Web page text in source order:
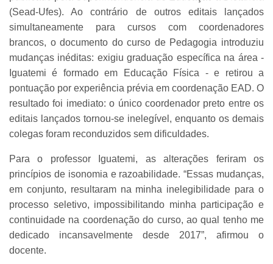
(Sead-Ufes). Ao contrário de outros editais lançados
simultaneamente para cursos com coordenadores
brancos, o documento do curso de Pedagogia introduziu
mudanças inéditas: exigiu graduação específica na área -
Iguatemi é formado em Educação Física - e retirou a
pontuação por experiência prévia em coordenação EAD. O
resultado foi imediato: o único coordenador preto entre os
editais lançados tornou-se inelegível, enquanto os demais
colegas foram reconduzidos sem dificuldades.
Para o professor Iguatemi, as alterações feriram os
princípios de isonomia e razoabilidade. “Essas mudanças,
em conjunto, resultaram na minha inelegibilidade para o
processo seletivo, impossibilitando minha participação e
continuidade na coordenação do curso, ao qual tenho me
dedicado incansavelmente desde 2017”, afirmou o
docente.